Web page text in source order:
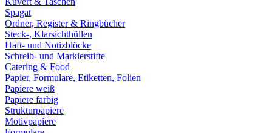
Spagat
Ordner, Register & Ringbücher
Steck-, Klarsichthüllen
Haft- und Notizblöcke
Schreib- und Markierstifte
Catering & Food
Papier, Formulare, Etiketten, Folien
Papiere weiß
Papiere farbig
Strukturpapiere
Motivpapiere